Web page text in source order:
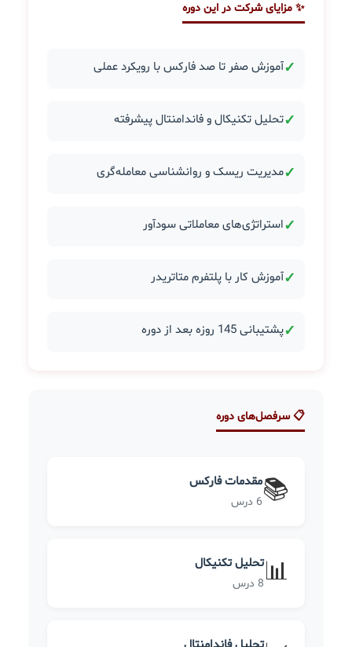
✨ مزایای شرکت در این دوره
✓آموزش صفر تا صد فارکس با رویکرد عملی
✓تحلیل تکنیکال و فاندامنتال پیشرفته
✓مدیریت ریسک و روانشناسی معامله‌گری
✓استراتژی‌های معاملاتی سودآور
✓آموزش کار با پلتفرم متاتریدر
✓پشتیبانی 145 روزه بعد از دوره
📋 سرفصل‌های دوره
📚مقدمات فارکس
6 درس
📊تحلیل تکنیکال
8 درس